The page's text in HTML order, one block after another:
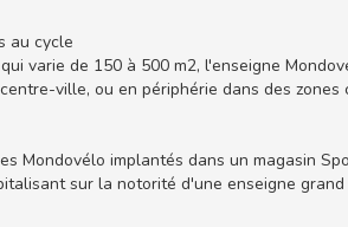
au cycle
varie de 150 à 500 m2, l'enseigne
ville, ou en périphérie dans des zones
Mondovélo implantés dans un magasin
sur la notorité d'une enseigne